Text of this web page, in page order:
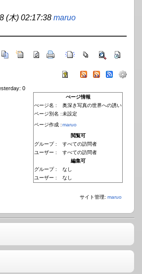
(木) 02:17:38 maruo
ぺージ情報
ぺージ名 :
奥深き写真の世界への誘い
ページ別名 :未設定
ページ作成 :maruo
閲覧可
グループ :
すべての訪問者
ユーザー :
すべての訪問者
編集可
グループ :
なし
ユーザー :
なし
0
サイト管理: maruo